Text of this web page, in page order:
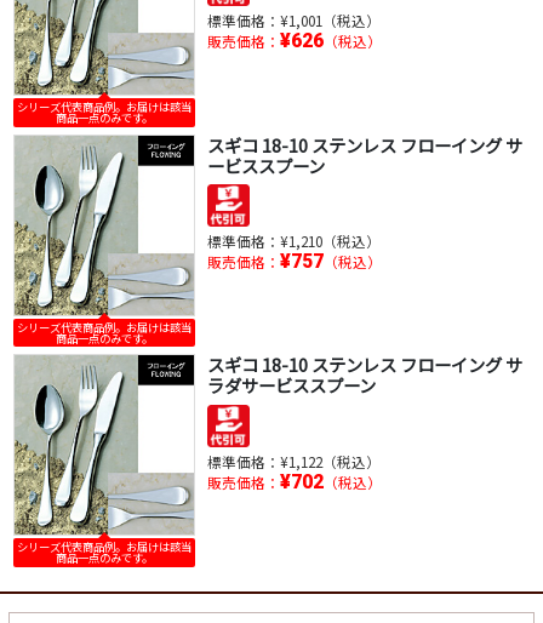
シリーズ代表商品例。お届けは該当
商品一点のみです。
標準価格： ¥1,001（税込）
販売価格： ¥626（税込）
シリーズ代表商品例。お届けは該当
商品一点のみです。
スギコ 18-10 ステンレス フローイング サ
ービススプーン
標準価格： ¥1,210（税込）
販売価格： ¥757（税込）
シリーズ代表商品例。お届けは該当
商品一点のみです。
スギコ 18-10 ステンレス フローイング サ
ラダサービススプーン
標準価格： ¥1,122（税込）
販売価格： ¥702（税込）